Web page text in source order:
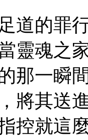
道的罪
靈魂之
那一瞬
將其送
控就這